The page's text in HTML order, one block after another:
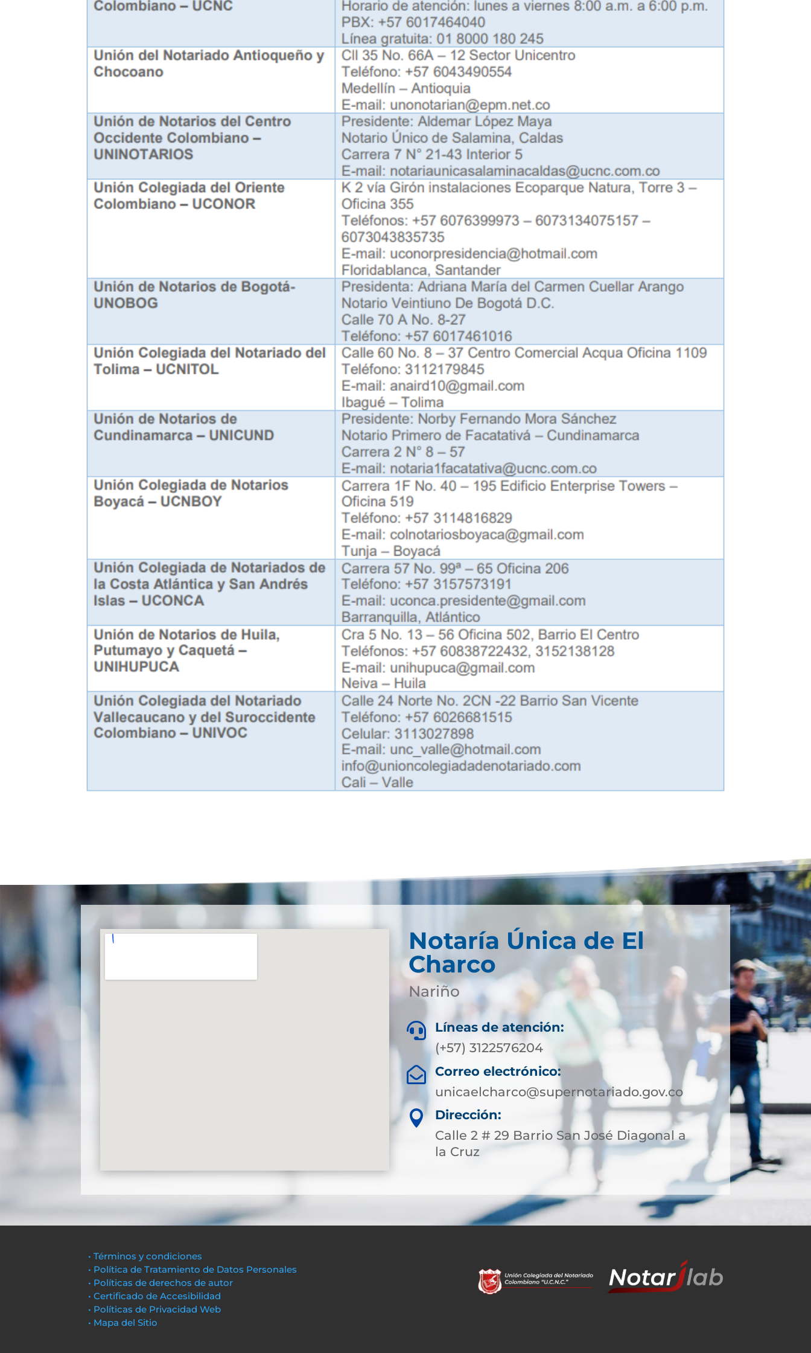
Notaría Única de El
Charco
Nariño

Líneas de atención:
(+57) 3122576204

Correo electrónico:
unicaelcharco@supernotariado.gov.co

Dirección:
Calle 2 # 29 Barrio San José Diagonal a
la Cruz
• Términos y condiciones
• Política de Tratamiento de Datos Personales
• Políticas de derechos de autor
• Certificado de Accesibilidad
• Políticas de Privacidad Web
• Mapa del Sitio